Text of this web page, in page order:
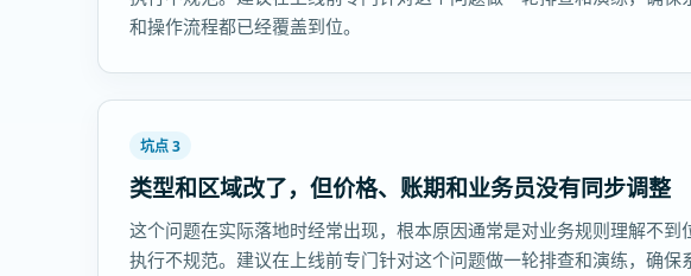
和操作流程都已经覆盖到位。
坑点 3
类型和区域改了，但价格、账期和业务员没有同步调整
这个问题在实际落地时经常出现，根本原因通常是对业务规则理解不到
执行不规范。建议在上线前专门针对这个问题做一轮排查和演练，确保